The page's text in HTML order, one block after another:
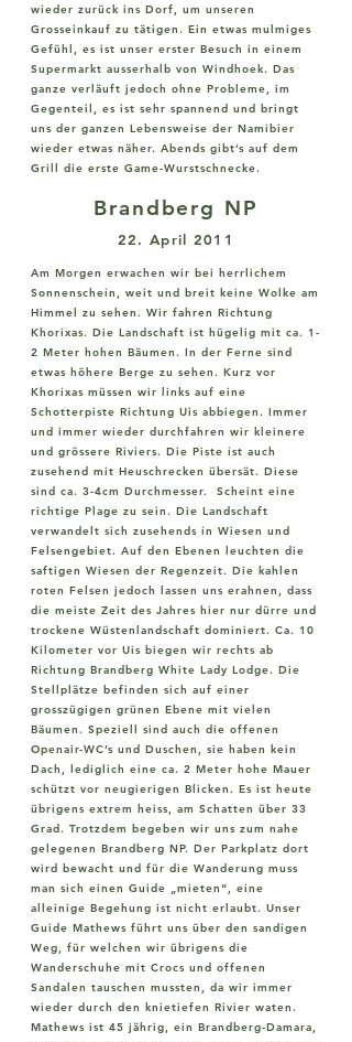
wieder zurück ins Dorf, um unseren
Grosseinkauf zu tätigen. Ein etwas mulmiges
Gefühl, es ist unser erster Besuch in einem
Supermarkt ausserhalb von Windhoek. Das
ganze verläuft jedoch ohne Probleme, im
Gegenteil, es ist sehr spannend und bringt
uns der ganzen Lebensweise der Namibier
wieder etwas näher. Abends gibt’s auf dem
Grill die erste Game-Wurstschnecke.
Brandberg NP
22. April 2011
Am Morgen erwachen wir bei herrlichem
Sonnenschein, weit und breit keine Wolke am
Himmel zu sehen. Wir fahren Richtung
Khorixas. Die Landschaft ist hügelig mit ca. 1-
2 Meter hohen Bäumen. In der Ferne sind
etwas höhere Berge zu sehen. Kurz vor
Khorixas müssen wir links auf eine
Schotterpiste Richtung Uis abbiegen. Immer
und immer wieder durchfahren wir kleinere
und grössere Riviers. Die Piste ist auch
zusehend mit Heuschrecken übersät. Diese
sind ca. 3-4cm Durchmesser. Scheint eine
richtige Plage zu sein. Die Landschaft
verwandelt sich zusehends in Wiesen und
Felsengebiet. Auf den Ebenen leuchten die
saftigen Wiesen der Regenzeit. Die kahlen
roten Felsen jedoch lassen uns erahnen, dass
die meiste Zeit des Jahres hier nur dürre und
trockene Wüstenlandschaft dominiert. Ca. 10
Kilometer vor Uis biegen wir rechts ab
Richtung Brandberg White Lady Lodge. Die
Stellplätze befinden sich auf einer
grosszügigen grünen Ebene mit vielen
Bäumen. Speziell sind auch die offenen
Openair-WC’s und Duschen, sie haben kein
Dach, lediglich eine ca. 2 Meter hohe Mauer
schützt vor neugierigen Blicken. Es ist heute
übrigens extrem heiss, am Schatten über 33
Grad. Trotzdem begeben wir uns zum nahe
gelegenen Brandberg NP. Der Parkplatz dort
wird bewacht und für die Wanderung muss
man sich einen Guide „mieten“, eine
alleinige Begehung ist nicht erlaubt. Unser
Guide Mathews führt uns über den sandigen
Weg, für welchen wir übrigens die
Wanderschuhe mit Crocs und offenen
Sandalen tauschen mussten, da wir immer
wieder durch den knietiefen Rivier waten.
Mathews ist 45 jährig, ein Brandberg-Damara,